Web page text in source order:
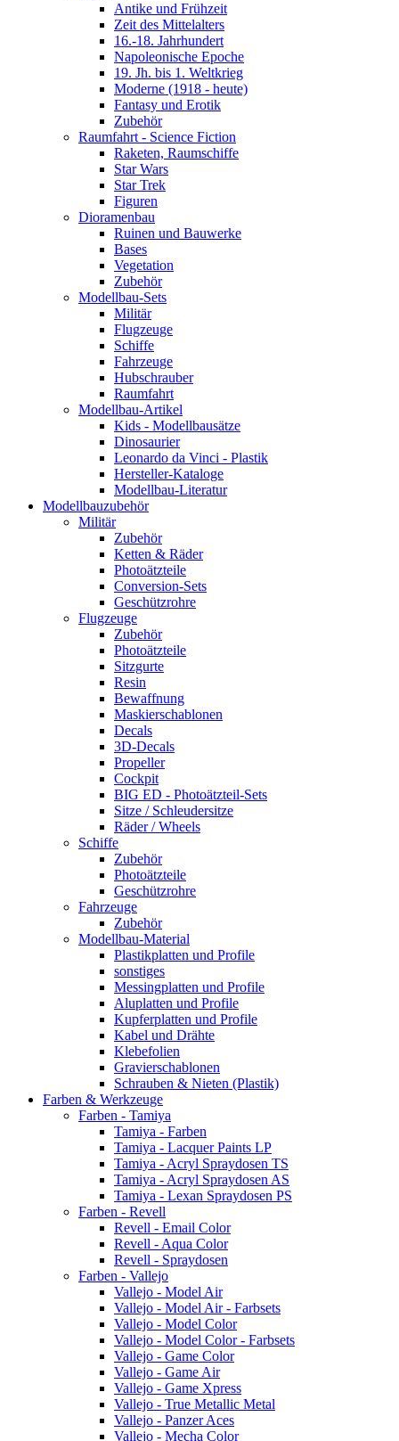
Antike und Frühzeit
Zeit des Mittelalters
16.-18. Jahrhundert
Napoleonische Epoche
19. Jh. bis 1. Weltkrieg
Moderne (1918 - heute)
Fantasy und Erotik
Zubehör
Raumfahrt - Science Fiction
Raketen, Raumschiffe
Star Wars
Star Trek
Figuren
Dioramenbau
Ruinen und Bauwerke
Bases
Vegetation
Zubehör
Modellbau-Sets
Militär
Flugzeuge
Schiffe
Fahrzeuge
Hubschrauber
Raumfahrt
Modellbau-Artikel
Kids - Modellbausätze
Dinosaurier
Leonardo da Vinci - Plastik
Hersteller-Kataloge
Modellbau-Literatur
Modellbauzubehör
Militär
Zubehör
Ketten & Räder
Photoätzteile
Conversion-Sets
Geschützrohre
Flugzeuge
Zubehör
Photoätzteile
Sitzgurte
Resin
Bewaffnung
Maskierschablonen
Decals
3D-Decals
Propeller
Cockpit
BIG ED - Photoätzteil-Sets
Sitze / Schleudersitze
Räder / Wheels
Schiffe
Zubehör
Photoätzteile
Geschützrohre
Fahrzeuge
Zubehör
Modellbau-Material
Plastikplatten und Profile
sonstiges
Messingplatten und Profile
Aluplatten und Profile
Kupferplatten und Profile
Kabel und Drähte
Klebefolien
Gravierschablonen
Schrauben & Nieten (Plastik)
Farben & Werkzeuge
Farben - Tamiya
Tamiya - Farben
Tamiya - Lacquer Paints LP
Tamiya - Acryl Spraydosen TS
Tamiya - Acryl Spraydosen AS
Tamiya - Lexan Spraydosen PS
Farben - Revell
Revell - Email Color
Revell - Aqua Color
Revell - Spraydosen
Farben - Vallejo
Vallejo - Model Air
Vallejo - Model Air - Farbsets
Vallejo - Model Color
Vallejo - Model Color - Farbsets
Vallejo - Game Color
Vallejo - Game Air
Vallejo - Game Xpress
Vallejo - True Metallic Metal
Vallejo - Panzer Aces
Vallejo - Mecha Color